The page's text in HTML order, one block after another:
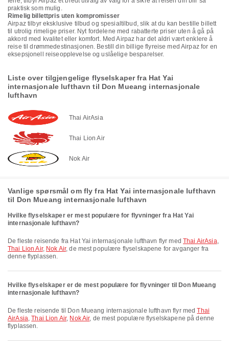
praktisk som mulig.
Rimelig billettpris uten kompromisser
Airpaz tilbyr eksklusive tilbud og spesialtilbud, slik at du kan bestille billett
til utrolig rimelige priser. Nyt fordelene med rabatterte priser uten å gå på
akkord med kvalitet eller komfort. Med Airpaz har det aldri vært enklere å
reise til drømmedestinasjonen. Bestill din billige flyreise med Airpaz for en
eksepsjonell reiseopplevelse og uslåelige besparelser.
Liste over tilgjengelige flyselskaper fra Hat Yai
internasjonale lufthavn til Don Mueang internasjonale
lufthavn
Thai AirAsia
Thai Lion Air
Nok Air
Vanlige spørsmål om fly fra Hat Yai internasjonale lufthavn
til Don Mueang internasjonale lufthavn
Hvilke flyselskaper er mest populære for flyvninger fra Hat Yai
internasjonale lufthavn?
De fleste reisende fra Hat Yai internasjonale lufthavn flyr med Thai AirAsia,
Thai Lion Air, Nok Air, de mest populære flyselskapene for avganger fra
denne flyplassen.
Hvilke flyselskaper er de mest populære for flyvninger til Don Mueang
internasjonale lufthavn?
De fleste reisende til Don Mueang internasjonale lufthavn flyr medThai
AirAsia,Thai Lion Air, Nok Air, de mest populære flyselskapene på denne
flyplassen.